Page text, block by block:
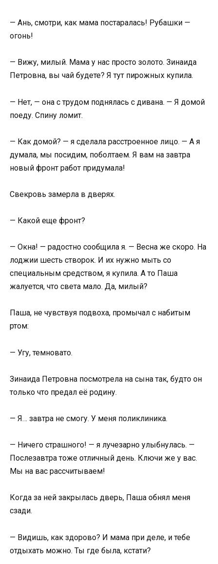
— Ань, смотри, как мама постаралась! Рубашки —
огонь!
— Вижу, милый. Мама у нас просто золото. Зинаида
Петровна, вы чай будете? Я тут пирожных купила.
— Нет, — она с трудом поднялась с дивана. — Я домой
поеду. Спину ломит.
— Как домой? — я сделала расстроенное лицо. — А я
думала, мы посидим, поболтаем. Я вам на завтра
новый фронт работ придумала!
Свекровь замерла в дверях.
— Какой еще фронт?
— Окна! — радостно сообщила я. — Весна же скоро. На
лоджии шесть створок. И их нужно мыть со
специальным средством, я купила. А то Паша
жалуется, что света мало. Да, милый?
Паша, не чувствуя подвоха, промычал с набитым
ртом:
— Угу, темновато.
Зинаида Петровна посмотрела на сына так, будто он
только что предал её родину.
— Я… завтра не смогу. У меня поликлиника.
— Ничего страшного! — я лучезарно улыбнулась. —
Послезавтра тоже отличный день. Ключи же у вас.
Мы на вас рассчитываем!
Когда за ней закрылась дверь, Паша обнял меня
сзади.
— Видишь, как здорово? И мама при деле, и тебе
отдыхать можно. Ты где была, кстати?